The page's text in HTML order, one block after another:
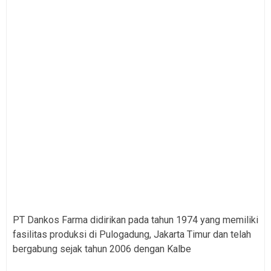
PT Dankos Farma didirikan pada tahun 1974 yang memiliki
fasilitas produksi di Pulogadung, Jakarta Timur dan telah
bergabung sejak tahun 2006 dengan Kalbe